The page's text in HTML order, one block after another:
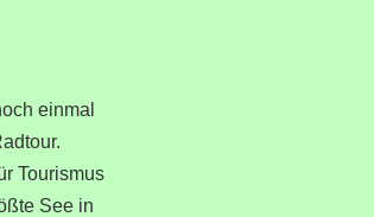
einmal
Tourismus
See in